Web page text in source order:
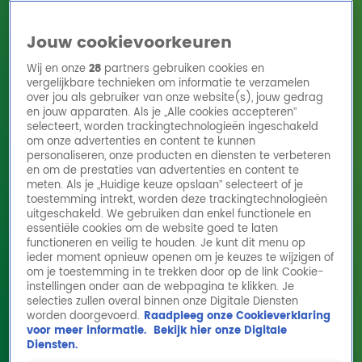
HomeActiesRadioshows DJ'sRadio 10 zendersHitlijsten
Radio luisteren
Volg Radio 10
Zoeken
HomeOnline Radio LuisterenActiesShowsAlle zenders
Ray Klaassens biedt persoonlijke keynote
aan als veilingitem!
13 mei 2026, 14:26
Jouw cookievoorkeuren
Wij en onze28 partners gebruiken cookies en
vergelijkbare technieken om informatie te verzamelen
over jou als gebruiker van onze website(s), jouw gedrag
en jouw apparaten. Als je „Alle cookies accepteren”
selecteert, worden trackingtechnologieën ingeschakeld
om onze advertenties en content te kunnen
personaliseren, onze producten en diensten te verbeteren
en om de prestaties van advertenties en content te
meten. Als je „Huidige keuze opslaan” selecteert of je
toestemming intrekt, worden deze trackingtechnologieën
uitgeschakeld. We gebruiken dan enkel functionele en
essentiële cookies om de website goed te laten
functioneren en veilig te houden. Je kunt dit menu op
ieder moment opnieuw openen om je keuzes te wijzigen of
om je toestemming in te trekken door op de link Cookie-
instellingen onder aan de webpagina te klikken. Je
selecties zullen overal binnen onze Digitale Diensten
worden doorgevoerd. Raadpleeg onze Cookieverklaring
voor meer informatie. Bekijk hier onze Digitale
Diensten.